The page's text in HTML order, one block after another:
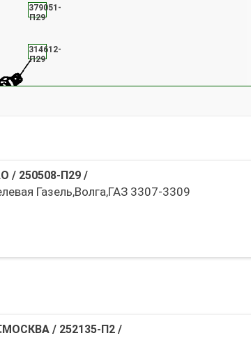
379051-
П29
314612-
П29
/ 250508-П29/
Газель,Волга,ГАЗ 3307-3309
/ 252135-П2/